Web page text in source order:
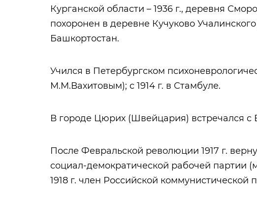
Курганской области – 1936 г., деревня
похоронен в деревне Кучуково
Башкортостан.
Учился в Петербургском
М.М.Вахитовым); с 1914 г. в Стамбуле.
В городе Цюрих (Швейцария) встречался
После Февральской революции 1917 г.
социал-демократической рабочей партии
1918 г. член Российской коммунистической